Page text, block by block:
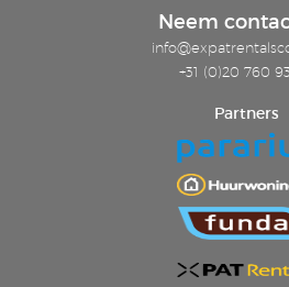
Neem
+31 (0)20 760
Partners